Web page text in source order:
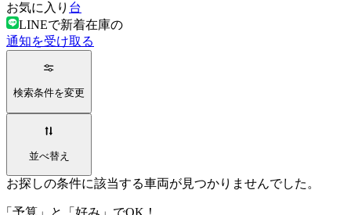
お気に入り 台
LINEで新着在庫の
通知を受け取る
検索条件を変更
並べ替え
お探しの条件に該当する車両が見つかりませんでした。
「予算」 と 「好み」 でOK！